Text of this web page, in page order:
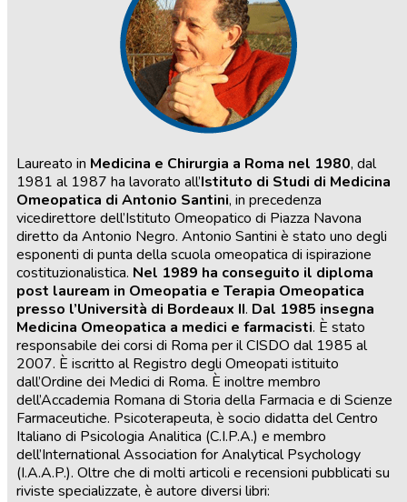
Laureato in Medicina e Chirurgia a Roma nel 1980, dal
1981 al 1987 ha lavorato all’Istituto di Studi di Medicina
Omeopatica di Antonio Santini, in precedenza
vicedirettore dell’Istituto Omeopatico di Piazza Navona
diretto da Antonio Negro. Antonio Santini è stato uno degli
esponenti di punta della scuola omeopatica di ispirazione
costituzionalistica. Nel 1989 ha conseguito il diploma
post lauream in Omeopatia e Terapia Omeopatica
presso l’Università di Bordeaux II. Dal 1985 insegna
Medicina Omeopatica a medici e farmacisti. È stato
responsabile dei corsi di Roma per il CISDO dal 1985 al
2007. È iscritto al Registro degli Omeopati istituito
dall’Ordine dei Medici di Roma. È inoltre membro
dell’Accademia Romana di Storia della Farmacia e di Scienze
Farmaceutiche. Psicoterapeuta, è socio didatta del Centro
Italiano di Psicologia Analitica (C.I.P.A.) e membro
dell’International Association for Analytical Psychology
(I.A.A.P.). Oltre che di molti articoli e recensioni pubblicati su
riviste specializzate, è autore diversi libri: